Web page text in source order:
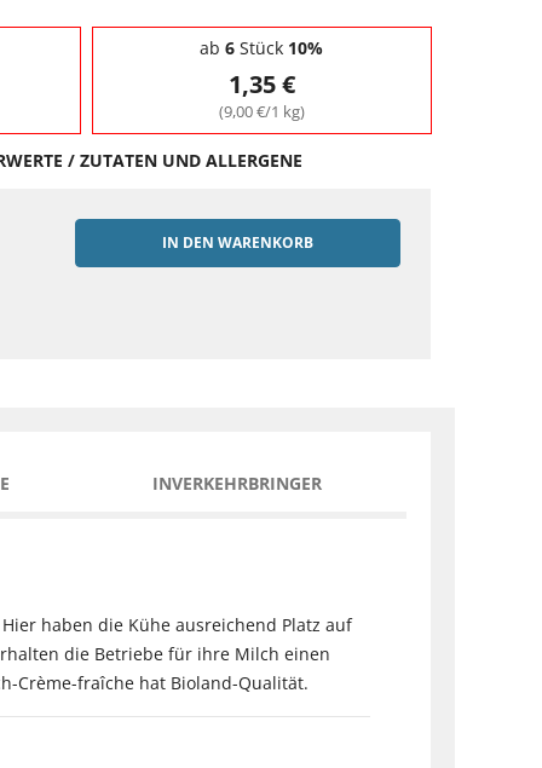
ab 6 Stück 10%
1,35 €
(9,00 €/1 kg)
/ ZUTATEN UND ALLERGENE
IN DEN WARENKORB
INVERKEHRBRINGER
haben die Kühe ausreichend Platz auf
die Betriebe für ihre Milch einen
Crème-fraîche hat Bioland-Qualität.